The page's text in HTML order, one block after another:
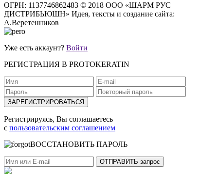
ОГРН: 1137746862483 © 2018 ООО «ШАРМ РУС
ДИСТРИБЬЮШН» Идея, тексты и создание сайта:
А.Веретенников
Уже есть аккаунт? Войти
РЕГИСТРАЦИЯ В PROTOKERATIN
Регистрируясь, Вы соглашаетесь
с пользовательским соглашением
ВОССТАНОВИТЬ ПАРОЛЬ